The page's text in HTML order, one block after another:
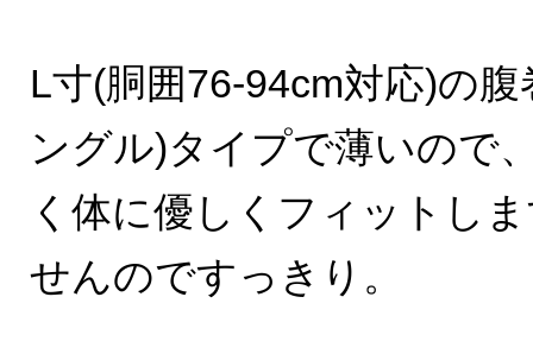
L寸(胴囲76-94cm対応)の
ングル)タイプで薄いので
く体に優しくフィットし
せんのですっきり。